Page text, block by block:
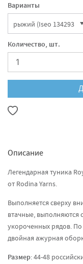
Варианты
Количество, шт.
Описание
Легендарная туника
от Rodina Yarns.
Выполняется сверху
втачные, выполняются
укороченных рядов.
двойная ажурная
Размер: 44-48